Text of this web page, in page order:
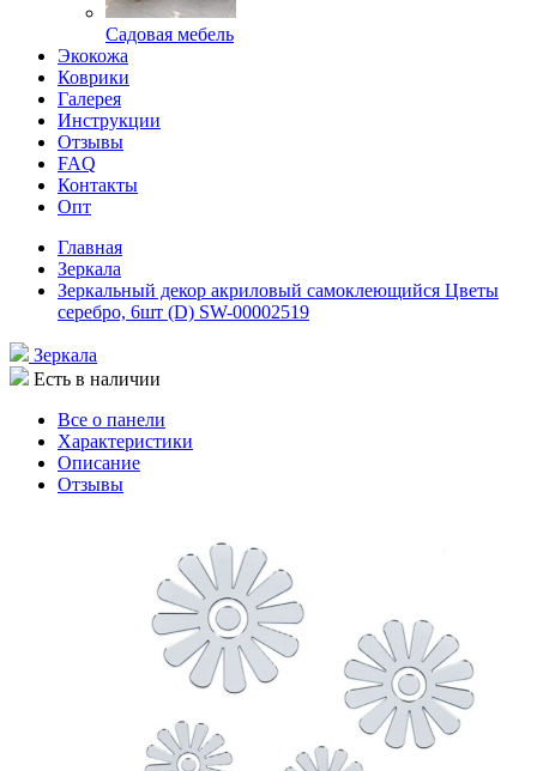
Садовая мебель
Экокожа
Коврики
Галерея
Инструкции
Отзывы
FAQ
Контакты
Опт
Главная
Зеркала
Зеркальный декор акриловый самоклеющийся Цветы
серебро, 6шт (D) SW-00002519
Зеркала
Есть в наличии
Все о панели
Характеристики
Описание
Отзывы